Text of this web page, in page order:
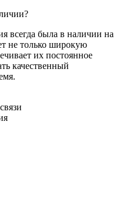
всегда была в наличии на
не только широкую
их постоянное
качественный